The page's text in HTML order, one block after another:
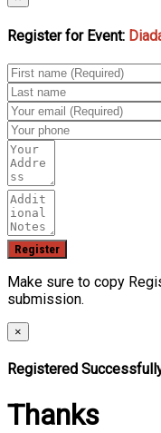
Register for Event:
Make sure to copy
submission.
×
Registered
Thanks